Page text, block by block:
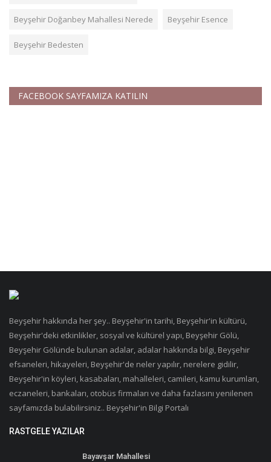
Beyşehir Doğanbey Mahallesi Nerede Beyşehir Esence
Beyşehir Bedesten
FACEBOOK SAYFAMIZA KATILIN
Beyşehir hakkında her şey.. Beyşehir'in tarihi, Beyşehir'in kültürü,
Beyşehir'deki etkinlikler, sosyal ve kültürel yapı, Beyşehir Gölü,
Beyşehir Gölünde bulunan adalar, adalar hakkında bilgi, Beyşehir
efsaneleri, hikayeleri, Beyşehir'de neler yapılır, nerelere gidilir,
Beyşehir'in köyleri, kasabaları, mahalleleri, camileri, kamu kurumları,
eczaneleri, bankaları, otobüs firmaları ve daha fazlasını yenilenen
sayfamızda bulabilirsiniz.. Beyşehir'in Bilgi Portalı
RASTGELE YAZILAR
Bayavşar Mahallesi